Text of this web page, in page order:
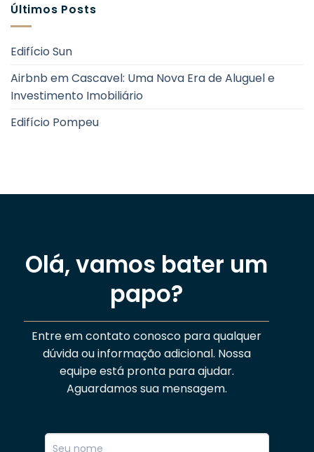
Últimos Posts
Edifício Sun
Airbnb em Cascavel: Uma Nova Era de Aluguel e
Investimento Imobiliário
Edifício Pompeu
Olá, vamos bater um
papo?
Entre em contato conosco para qualquer
dúvida ou informação adicional. Nossa
equipe está pronta para ajudar.
Aguardamos sua mensagem.